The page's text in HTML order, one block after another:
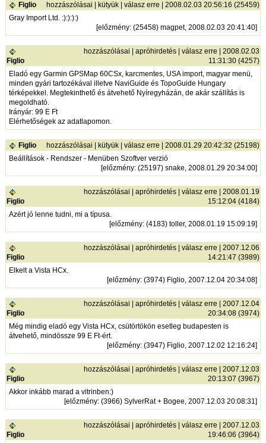
Figlio hozzászólásai kütyük |válasz erre | 2008.02.03 20:56:16 (25459)
Gray Import Ltd. :):):):)
[előzmény: (25458) magpet, 2008.02.03 20:41:40]
Figlio
hozzászólásai |apróhirdetés |válasz erre | 2008.02.03
11:31:30 (4257)
Eladó egy Garmin GPSMap 60CSx, karcmentes, USA import, magyar menü,
minden gyári tartozékával illetve NaviGuide és TopoGuide Hungary
térképekkel. Megtekinthető és átvehető Nyíregyházán, de akár szállítás is
megoldható.
Irányár: 99 E Ft
Elérhetőségek az adatlapomon.
Figlio hozzászólásai kütyük |válasz erre | 2008.01.29 20:42:32 (25198)
Beállítások - Rendszer - Menüben Szoftver verzió
[előzmény: (25197) snake, 2008.01.29 20:34:00]
Figlio
hozzászólásai |apróhirdetés |válasz erre | 2008.01.19
15:12:04 (4184)
Azért jó lenne tudni, mi a típusa.
[előzmény: (4183) toller, 2008.01.19 15:09:19]
Figlio
hozzászólásai |apróhirdetés |válasz erre | 2007.12.06
14:21:47 (3989)
Elkelt a Vista HCx.
[előzmény: (3974) Figlio, 2007.12.04 20:34:08]
Figlio
hozzászólásai |apróhirdetés |válasz erre | 2007.12.04
20:34:08 (3974)
Még mindig eladó egy Vista HCx, csütörtökön esetleg budapesten is
átvehető, mindössze 99 E Ft-ért.
[előzmény: (3947) Figlio, 2007.12.02 12:16:24]
Figlio
hozzászólásai |apróhirdetés |válasz erre | 2007.12.03
20:13:07 (3967)
Akkor inkább marad a vitrinben:)
[előzmény: (3966) SylverRat + Bogee, 2007.12.03 20:08:31]
Figlio
hozzászólásai |apróhirdetés |válasz erre | 2007.12.03
19:46:06 (3964)